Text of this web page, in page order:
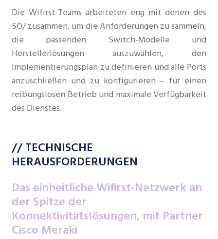
Die Wifirst-Teams arbeiteten eng mit denen des
SO/ zusammen, um die Anforderungen zu sammeln,
die passenden Switch-Modelle und
Herstellerlösungen auszuwählen, den
Implementierungsplan zu definieren und alle Ports
anzuschließen und zu konfigurieren – für einen
reibungslosen Betrieb und maximale Verfügbarkeit
des Dienstes.
// TECHNISCHE
HERAUSFORDERUNGEN
Das einheitliche Wifirst-Netzwerk an
der Spitze der
Konnektivitätslösungen, mit Partner
Cisco Meraki